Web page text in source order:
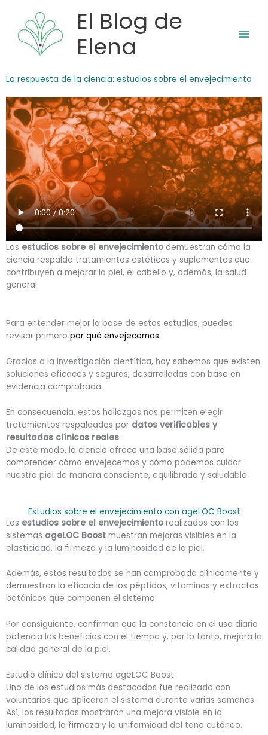
contenido
El Blog de
Elena
La respuesta de la ciencia: estudios sobre el envejecimiento
Los estudios sobre el envejecimiento demuestran cómo la
ciencia respalda tratamientos estéticos y suplementos que
contribuyen a mejorar la piel, el cabello y, además, la salud
general.
Para entender mejor la base de estos estudios, puedes
revisar primero por qué envejecemos
Gracias a la investigación científica, hoy sabemos que existen
soluciones eficaces y seguras, desarrolladas con base en
evidencia comprobada.
En consecuencia, estos hallazgos nos permiten elegir
tratamientos respaldados por datos verificables y
resultados clínicos reales.
De este modo, la ciencia ofrece una base sólida para
comprender cómo envejecemos y cómo podemos cuidar
nuestra piel de manera consciente, equilibrada y saludable.
Estudios sobre el envejecimiento con ageLOC Boost
Los estudios sobre el envejecimiento realizados con los
sistemas ageLOC Boost muestran mejoras visibles en la
elasticidad, la firmeza y la luminosidad de la piel.
Además, estos resultados se han comprobado clínicamente y
demuestran la eficacia de los péptidos, vitaminas y extractos
botánicos que componen el sistema.
Por consiguiente, confirman que la constancia en el uso diario
potencia los beneficios con el tiempo y, por lo tanto, mejora la
calidad general de la piel.
Estudio clínico del sistema ageLOC Boost
Uno de los estudios más destacados fue realizado con
voluntarios que aplicaron el sistema durante varias semanas.
Así, los resultados mostraron una mejora visible en la
luminosidad, la firmeza y la uniformidad del tono cutáneo.